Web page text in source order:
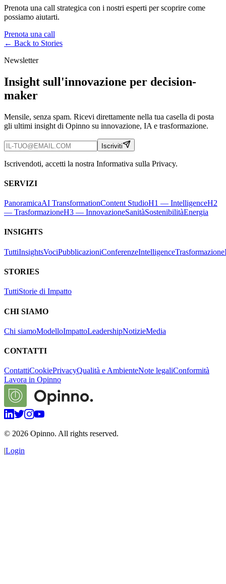
Prenota una call strategica con i nostri esperti per scoprire come
possiamo aiutarti.
Prenota una call
← Back to Stories
Newsletter
Insight sull'innovazione per decision-
maker
Mensile, senza spam. Ricevi direttamente nella tua casella di posta
gli ultimi insight di Opinno su innovazione, IA e trasformazione.
Iscriviti
Iscrivendoti, accetti la nostra Informativa sulla Privacy.
SERVIZI
PanoramicaAI TransformationContent StudioH1 — IntelligenceH2
— TrasformazioneH3 — InnovazioneSanitàSostenibilitàEnergia
INSIGHTS
TuttiInsightsVociPubblicazioniConferenzeIntelligenceTrasformazione
STORIES
TuttiStorie di Impatto
CHI SIAMO
Chi siamoModelloImpattoLeadershipNotizieMedia
CONTATTI
ContattiCookiePrivacyQualità e AmbienteNote legaliConformità
Lavora in Opinno
© 2026 Opinno. All rights reserved.
|Login